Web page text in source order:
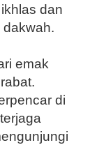
dan
dakwah.
emak
di